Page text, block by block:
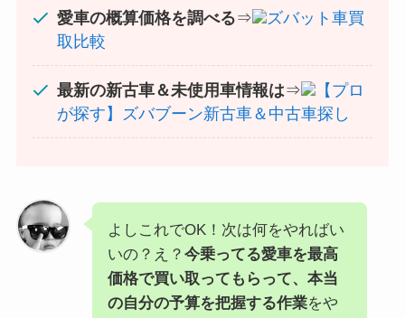
愛車の概算価格を調べる⇒
ズバット車買
取比較
最新の新古車＆未使用車情報は⇒
【プロ
が探す】ズバブーン新古車＆中古車探し
よしこれでOK！次は何をやればい
いの？え？ 今乗ってる愛車を最高
価格で買い取ってもらって、本当
の自分の予算を把握する作業をや